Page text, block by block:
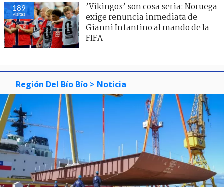
189
visitas
’Vikingos’ son cosa seria: Noruega
exige renuncia inmediata de
Gianni Infantino al mando de la
FIFA
Región Del Bío Bío > Noticia